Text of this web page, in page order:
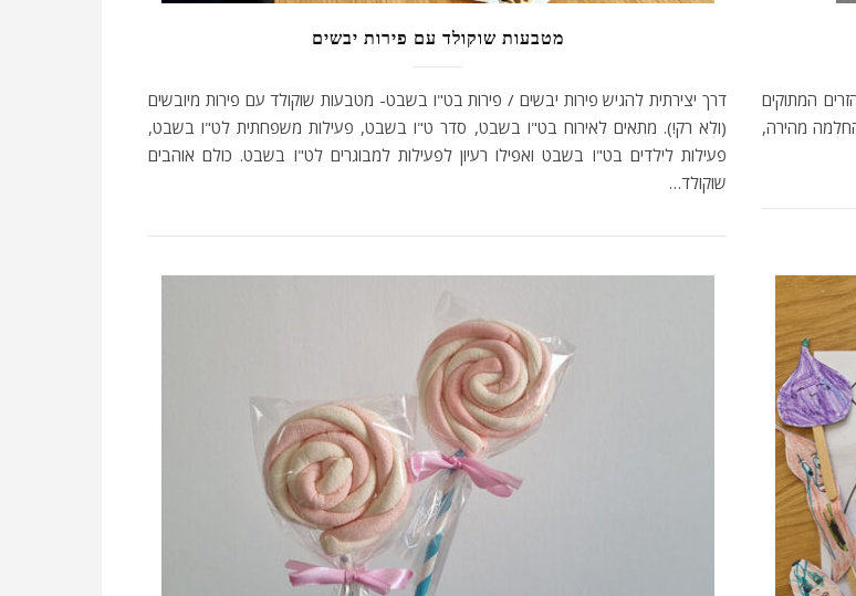
המתוקים
מהירה,
מטבעות שוקולד עם פירות יבשים
דרך יצירתית להגיש פירות יבשים / פירות בט"ו בשבט- מטבעות שוקולד עם פירות מיובשים
(ולא רק!). מתאים לאירוח בט"ו בשבט, סדר ט"ו בשבט, פעילות משפחתית לט"ו בשבט,
פעילות לילדים בט"ו בשבט ואפילו רעיון לפעילות למבוגרים לט"ו בשבט. כולם אוהבים
שוקולד…